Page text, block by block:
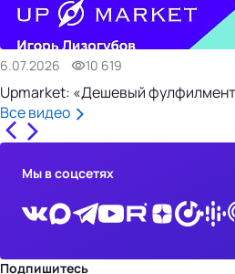
6.07.2026 10 619
Upmarket: «Дешевый фулфилмент
Все видео
Мы в соцсетях
Подпишитесь